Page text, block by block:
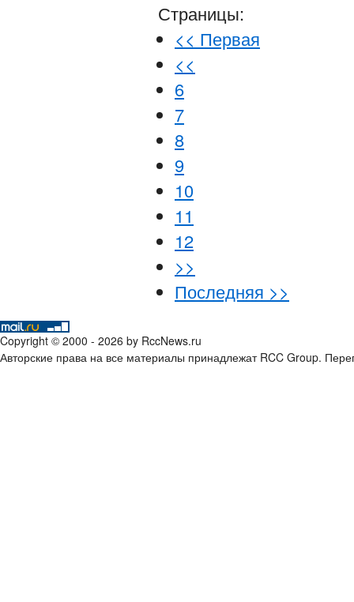
Страницы:
<< Первая
<<
6
7
8
9
10
11
12
>>
Последняя >>
Copyright © 2000 - 2026 by RccNews.ru
Авторские права на все материалы принадлежат RCC Group.